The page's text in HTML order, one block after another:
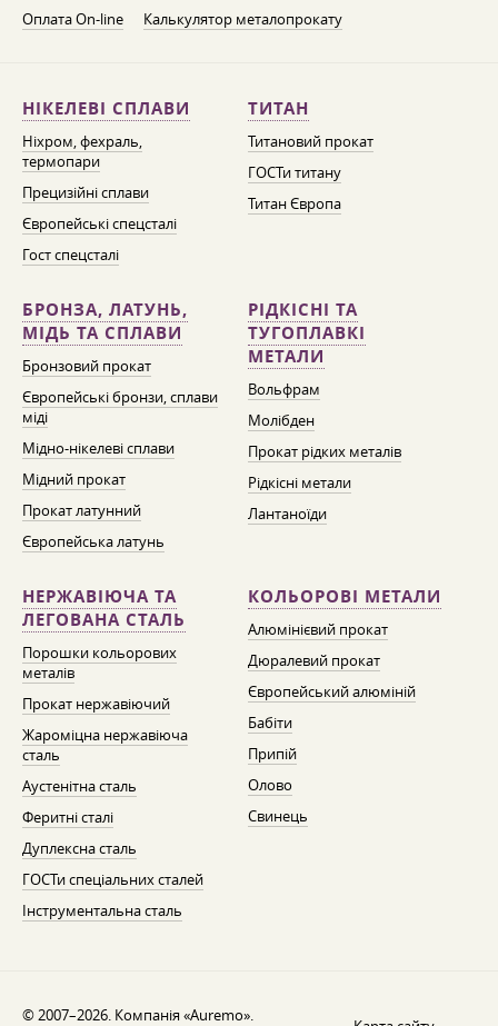
Оплата On-line
Калькулятор металопрокату
НІКЕЛЕВІ СПЛАВИ
Ніхром, фехраль,
термопари
Прецизійні сплави
Європейські спецсталі
Гост спецсталі
ТИТАН
Титановий прокат
ГОСТи титану
Титан Європа
БРОНЗА, ЛАТУНЬ,
МІДЬ ТА СПЛАВИ
Бронзовий прокат
Європейські бронзи, сплави
міді
Мідно-нікелеві сплави
Мідний прокат
Прокат латунний
Європейська латунь
РІДКІСНІ ТА
ТУГОПЛАВКІ
МЕТАЛИ
Вольфрам
Молібден
Прокат рідких металів
Рідкісні метали
Лантаноїди
НЕРЖАВІЮЧА ТА
ЛЕГОВАНА СТАЛЬ
Порошки кольорових
металів
Прокат нержавіючий
Жароміцна нержавіюча
сталь
Аустенітна сталь
Феритні сталі
Дуплексна сталь
ГОСТи спеціальних сталей
Інструментальна сталь
КОЛЬОРОВІ МЕТАЛИ
Алюмінієвий прокат
Дюралевий прокат
Європейський алюміній
Бабіти
Припій
Олово
Свинець
© 2007–2026. Компанія «Auremo».